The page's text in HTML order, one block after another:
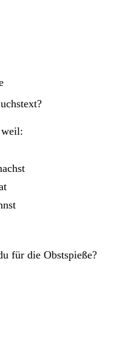
für die Obstspieße?